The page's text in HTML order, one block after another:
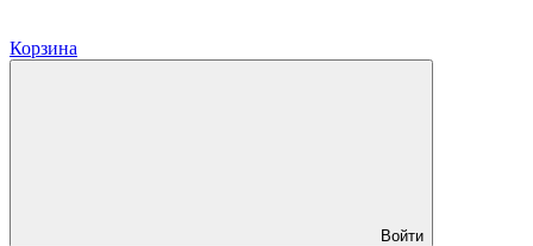
Корзина
Войти